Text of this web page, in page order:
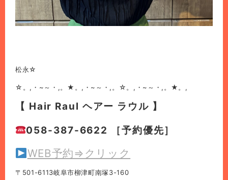
松永☆
☆。,・~～・,。★。,・~～・,。☆。,・~～・,。★。,
【 Hair Raul ヘアー ラウル 】
058-387-6622 ［予約優先］
WEB予約⇒クリック
〒501-6113岐阜市柳津町南塚3-160